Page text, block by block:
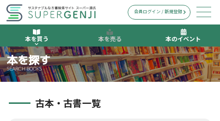
本を買う 本を売る 本のイベント
会員ログイン / 新規登録
本を探す
SEARCH BOOKS
古本・古書一覧